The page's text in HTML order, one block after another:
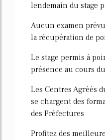
lendemain du stage
Aucun examen
la récupération de
Le stage permis à
présence au cours
Les Centres Agréés
se chargent des
des Préfectures
Profitez des